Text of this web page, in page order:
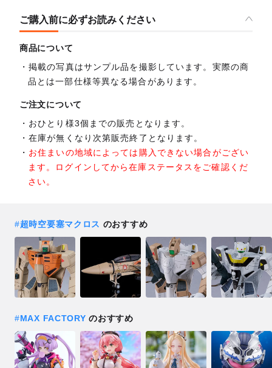
ご購入前に必ずお読みください
商品について
掲載の写真はサンプル品を撮影しています。実際の商
品とは一部仕様等異なる場合があります。
ご注文について
おひとり様3個までの販売となります。
在庫が無くなり次第販売終了となります。
お住まいの地域によっては購入できない場合がござい
ます。ログインしてから在庫ステータスをご確認くだ
さい。
#超時空要塞マクロス のおすすめ
#MAX FACTORY のおすすめ